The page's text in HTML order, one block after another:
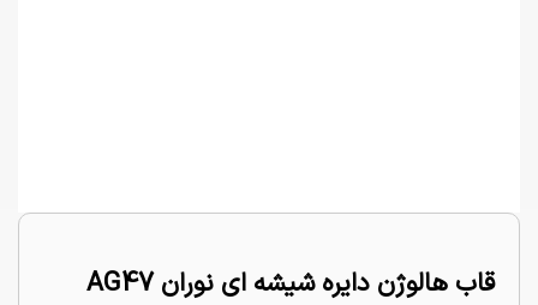
قاب هالوژن دایره شیشه ای نوران AG47